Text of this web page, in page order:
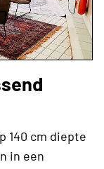
140 cm diepte
in een